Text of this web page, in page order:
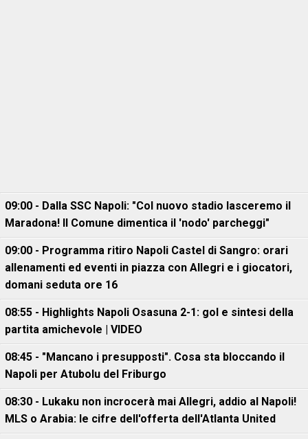
09:00 - Dalla SSC Napoli: "Col nuovo stadio lasceremo il
Maradona! Il Comune dimentica il 'nodo' parcheggi"
09:00 - Programma ritiro Napoli Castel di Sangro: orari
allenamenti ed eventi in piazza con Allegri e i giocatori,
domani seduta ore 16
08:55 - Highlights Napoli Osasuna 2-1: gol e sintesi della
partita amichevole | VIDEO
08:45 - "Mancano i presupposti". Cosa sta bloccando il
Napoli per Atubolu del Friburgo
08:30 - Lukaku non incrocerà mai Allegri, addio al Napoli!
MLS o Arabia: le cifre dell'offerta dell'Atlanta United